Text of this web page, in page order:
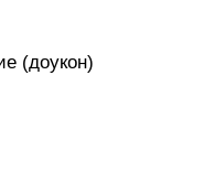
(доукон)